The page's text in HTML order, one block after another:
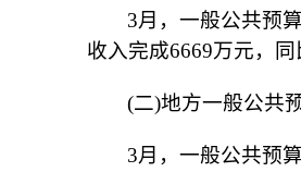
3月，一般公共预
收入完成6669万元，
(二)地方一般公共
3月，一般公共预